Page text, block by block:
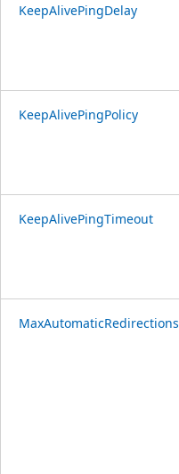
KeepAlivePingDelay
KeepAlivePingPolicy
KeepAlivePingTimeout
MaxAutomaticRedirections